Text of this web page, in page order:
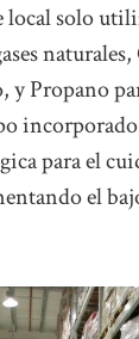
local solo
naturales,
Propano
para el
el